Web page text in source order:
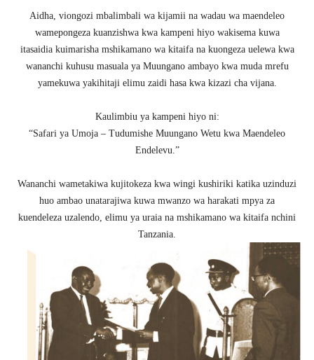
Aidha, viongozi mbalimbali wa kijamii na wadau wa maendeleo
wamepongeza kuanzishwa kwa kampeni hiyo wakisema kuwa
itasaidia kuimarisha mshikamano wa kitaifa na kuongeza uelewa kwa
wananchi kuhusu masuala ya Muungano ambayo kwa muda mrefu
yamekuwa yakihitaji elimu zaidi hasa kwa kizazi cha vijana.
Kaulimbiu ya kampeni hiyo ni:
“Safari ya Umoja – Tudumishe Muungano Wetu kwa Maendeleo
Endelevu.”
Wananchi wametakiwa kujitokeza kwa wingi kushiriki katika uzinduzi
huo ambao unatarajiwa kuwa mwanzo wa harakati mpya za
kuendeleza uzalendo, elimu ya uraia na mshikamano wa kitaifa nchini
Tanzania.